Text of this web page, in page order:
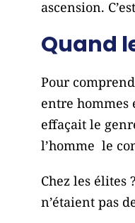
ascension.
Quand
Pour
entre hommes
effaçait le
l’homme le
Chez les élites
n’étaient pas